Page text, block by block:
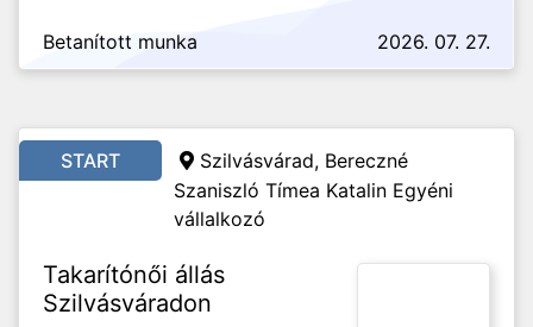
Betanított munka 2026. 07. 27.
START
Szilvásvárad, Bereczné
Szaniszló Tímea Katalin Egyéni
vállalkozó
Takarítónői állás
Szilvásváradon